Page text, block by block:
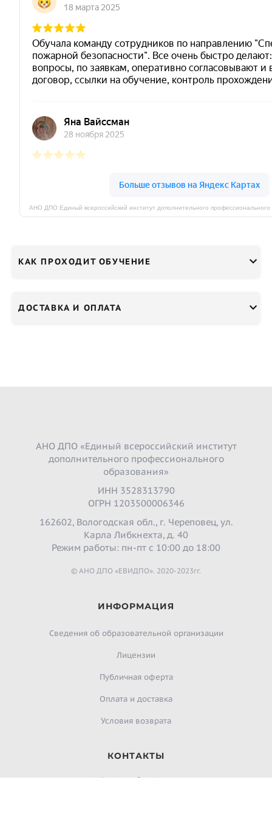
КАК ПРОХОДИТ ОБУЧЕНИЕ
ДОСТАВКА И ОПЛАТА
АНО ДПО «Единый всероссийский институт
дополнительного профессионального
образования»
ИНН 3528313790
ОГРН 1203500006346
162602, Вологодская обл., г. Череповец, ул.
Карла Либкнехта, д. 40
Режим работы: пн-пт с 10:00 до 18:00
© АНО ДПО «ЕВИДПО». 2020-2023гг.
ИНФОРМАЦИЯ
Сведения об образовательной организации
Лицензии
Публичная оферта
Оплата и доставка
Условия возврата
КОНТАКТЫ
infoevidpo@evidpo.ru